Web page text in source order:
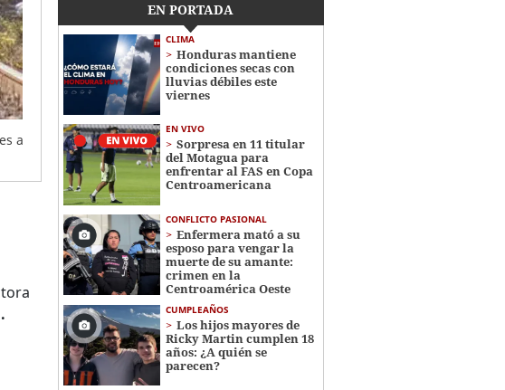
a
EN PORTADA
CLIMA
Honduras mantiene
condiciones secas con
lluvias débiles este
viernes
EN VIVO
Sorpresa en 11 titular
del Motagua para
enfrentar al FAS en Copa
Centroamericana
CONFLICTO PASIONAL
Enfermera mató a su
esposo para vengar la
muerte de su amante:
crimen en la
Centroamérica Oeste
CUMPLEAÑOS
Los hijos mayores de
Ricky Martin cumplen 18
años: ¿A quién se
parecen?